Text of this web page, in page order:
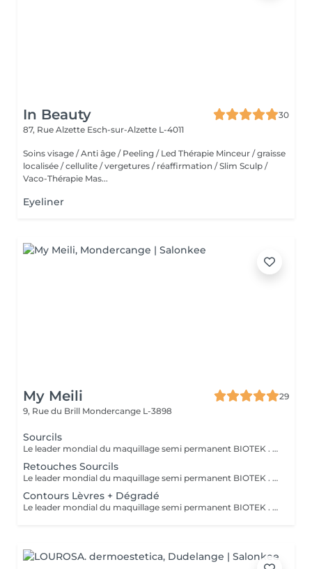
In Beauty
30
87, Rue Alzette Esch-sur-Alzette L-4011
Soins visage / Anti âge / Peeling / Led Thérapie Minceur / graisse
localisée / cellulite / vergetures / réaffirmation / Slim Sculp /
Vaco-Thérapie Mas...
Eyeliner
My Meili
29
9, Rue du Brill Mondercange L-3898
Sourcils
Le leader mondial du maquillage semi permanent BIOTEK . TECHNIQUE sourcils effet ombré poudré très naturel, travailler avec des différentes aiguilles et plusieurs pigments pour réaliser cet effet. 50 à 60% des pigments s'estompent après cicatrisation . Avec une retouche comprise après 1 mois . IMPORTANT: Dans le cas où la prestation du maquillage semi permanent précédente était effectuée par un autre prestataire du service, la prestation chez Mymeili sera facturée au tarif complet. Annulation 48h avant la date du rendez-vous merci
Retouches Sourcils
Le leader mondial du maquillage semi permanent BIOTEK . TECHNIQUE sourcils effet ombré poudré très naturel, travailler avec des différentes aiguilles et plusieurs pigments pour réaliser cet effet. 50 à 60% des pigments s'estompent après cicatrisation . Avec une retouche comprise après 1 mois . IMPORTANT: Dans le cas où la prestation du maquillage semi permanent précédente était effectuée par un autre prestataire du service, la prestation chez Mymeili sera facturée au tarif complet. Annulation 48h avant la date du rendez-vous merci
Contours Lèvres + Dégradé
Le leader mondial du maquillage semi permanent BIOTEK . TECHNIQUE sourcils effet ombré poudré très naturel, travailler avec des différentes aiguilles et plusieurs pigments pour réaliser cet effet. 50 à 60% des pigments s'estompent après cicatrisation . Avec une retouche comprise après 1 mois . IMPORTANT: Dans le cas où la prestation du maquillage semi permanent précédente était effectuée par un autre prestataire du service, la prestation chez Mymeili sera facturée au tarif complet. Annulation 48h avant la date du rendez-vous merci